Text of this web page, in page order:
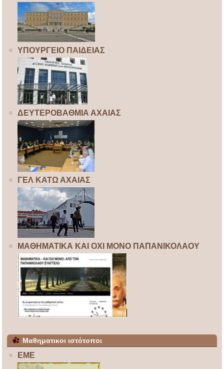
ΥΠΟΥΡΓΕΙΟ ΠΑΙΔΕΙΑΣ
ΔΕΥΤΕΡΟΒΑΘΜΙΑ ΑΧΑΙΑΣ
ΓΕΛ ΚΑΤΩ ΑΧΑΙΑΣ
ΜΑΘΗΜΑΤΙΚΑ ΚΑΙ ΟΧΙ ΜΟΝΟ ΠΑΠΑΝΙΚΟΛΑΟΥ
Μαθηματικοι ιστότοποι
ΕΜΕ